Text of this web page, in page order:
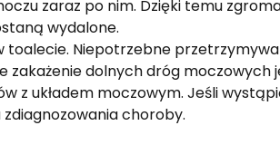
zaraz po nim. Dzięki temu
wydalone.
toalecie. Niepotrzebne
zakażenie dolnych dróg moczowych
z układem moczowym. Jeśli
choroby.